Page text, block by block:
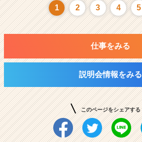
1 2 3 4 5
仕事をみる
説明会情報をみる
このページをシェアする